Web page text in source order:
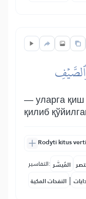
— уларга қиш
қилиб
Rodyti kitus
التفاسير: المُيسَّر
النفحات المكية |